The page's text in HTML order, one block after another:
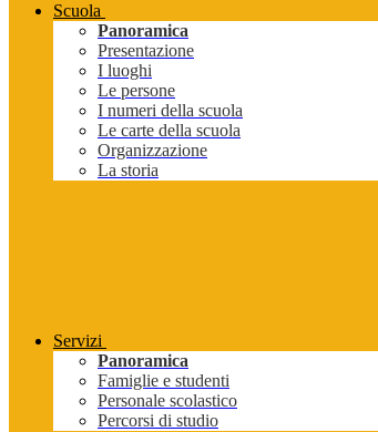
Scuola
Panoramica
Presentazione
I luoghi
Le persone
I numeri della scuola
Le carte della scuola
Organizzazione
La storia
Servizi
Panoramica
Famiglie e studenti
Personale scolastico
Percorsi di studio